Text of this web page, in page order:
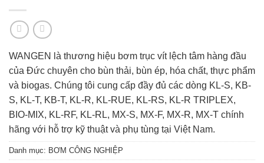
WANGEN là thương hiệu bơm trục vít lệch tâm hàng đầu
của Đức chuyên cho bùn thải, bùn ép, hóa chất, thực phẩm
và biogas. Chúng tôi cung cấp đầy đủ các dòng KL-S, KB-
S, KL-T, KB-T, KL-R, KL-RUE, KL-RS, KL-R TRIPLEX,
BIO-MIX, KL-RF, KL-RL, MX-S, MX-F, MX-R, MX-T chính
hãng với hỗ trợ kỹ thuật và phụ tùng tại Việt Nam.
Danh mục: BƠM CÔNG NGHIỆP